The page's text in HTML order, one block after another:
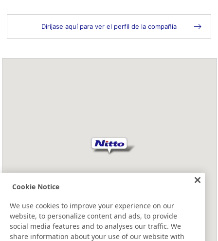
Diríjase aquí para ver el perfil de la compañía
Cookie Notice
We use cookies to improve your experience on our
website, to personalize content and ads, to provide
social media features and to analyses our traffic. We
share information about your use of our website with